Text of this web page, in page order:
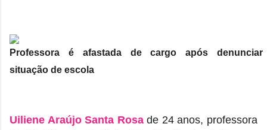
Professora é afastada de cargo após denunciar
situação de escola
Uiliene Araújo Santa Rosade 24 anos, professora